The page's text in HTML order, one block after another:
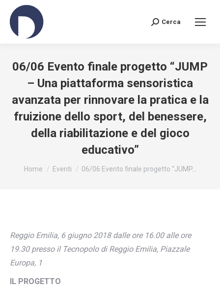
Search:
Cerca
06/06 Evento finale progetto “JUMP
– Una piattaforma sensoristica
avanzata per rinnovare la pratica e la
fruizione dello sport, del benessere,
della riabilitazione e del gioco
educativo”
You are here:
Home Eventi 06/06 Evento finale progetto “JUMP…
Reggio Emilia, 6 giugno 2018 dalle ore 16.00 alle ore
19.30 presso il Tecnopolo di Reggio Emilia, Piazzale
Europa, 1
IL PROGETTO